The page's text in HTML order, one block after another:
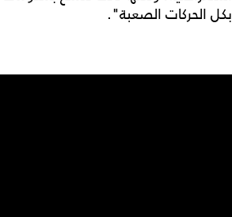
بكل الحركات الصعبة".